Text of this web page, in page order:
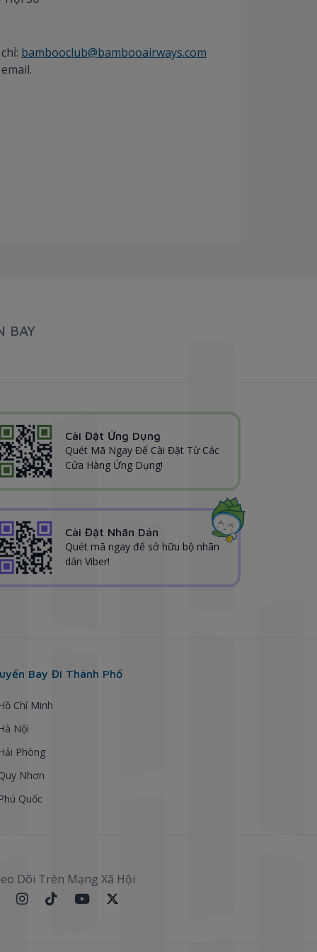
bambooclub@bambooairways.com
BAY
Cài Đặt Ứng Dụng
Quét Mã Ngay Để Cài Đặt Từ Các
Cửa Hàng Ứng Dụng!
Cài Đặt Nhãn Dán
Quét mã ngay để sở hữu bộ nhãn
dán Viber!
Bay Đi Thành Phố
Chí Minh
Nội
Phòng
Nhơn
Quốc
Dõi Trên Mạng Xã Hội